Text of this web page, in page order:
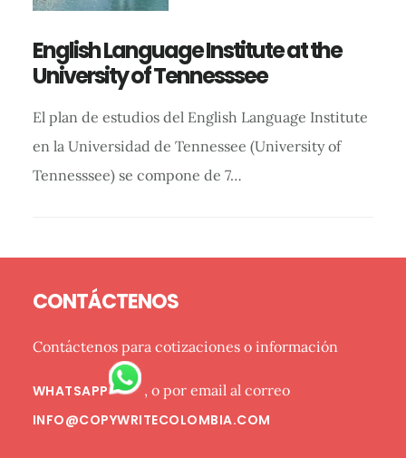
English Language Institute at the
University of Tennesssee
El plan de estudios del English Language Institute
en la Universidad de Tennessee (University of
Tennesssee) se compone de 7…
Barra
lateral
CONTÁCTENOS
Contáctenos para cotizaciones o información
WHATSAPP
, o por email al correo
INFO@COPYWRITECOLOMBIA.COM